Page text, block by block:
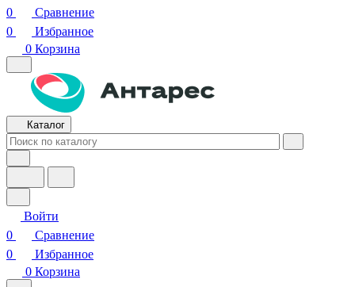
0
Сравнение
0
Избранное
0 Корзина
Каталог
Войти
0
Сравнение
0
Избранное
0 Корзина